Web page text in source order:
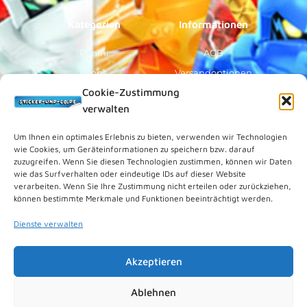
Cookie-Zustimmung
verwalten
Um Ihnen ein optimales Erlebnis zu bieten, verwenden wir Technologien
wie Cookies, um Geräteinformationen zu speichern bzw. darauf
zuzugreifen. Wenn Sie diesen Technologien zustimmen, können wir Daten
wie das Surfverhalten oder eindeutige IDs auf dieser Website
verarbeiten. Wenn Sie Ihre Zustimmung nicht erteilen oder zurückziehen,
können bestimmte Merkmale und Funktionen beeinträchtigt werden.
Dienste verwalten
Akzeptieren
Ablehnen
f
Kategorien
Panini
Topps
Blue Ocean
Sammelfiguren
Vorverkauf
Informationen
AGB
Versandoptionen
Zahlungsoptionen
Über Uns
Rechtliches
Kundenkonto
Datenschutz
Cookies (EU)
Vertrag widerrufen